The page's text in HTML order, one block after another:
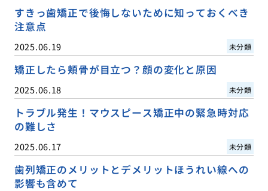
すきっ歯矯正で後悔しないために知っておくべき
注意点
2025.06.19 未分類
矯正したら頬骨が目立つ？顔の変化と原因
2025.06.18 未分類
トラブル発生！マウスピース矯正中の緊急時対応
の難しさ
2025.06.17 未分類
歯列矯正のメリットとデメリットほうれい線への
影響も含めて